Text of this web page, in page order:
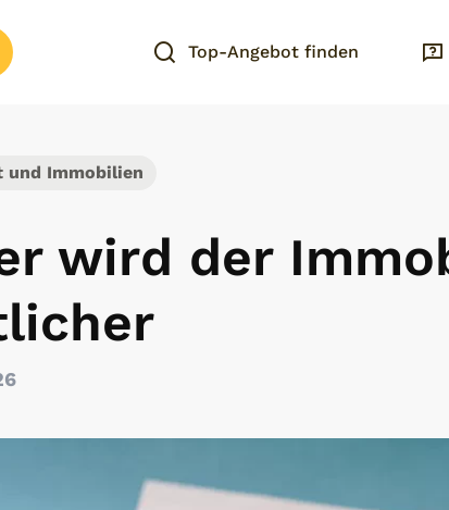
Top-Angebot finden
und Immobilien
wird der